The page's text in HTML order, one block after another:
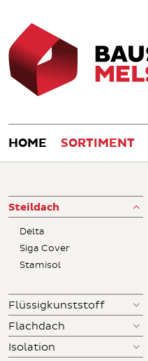
HOME SORTIMENT
Steildach
Delta
Siga Cover
Stamisol
Flüssigkunststoff
Flachdach
Isolation